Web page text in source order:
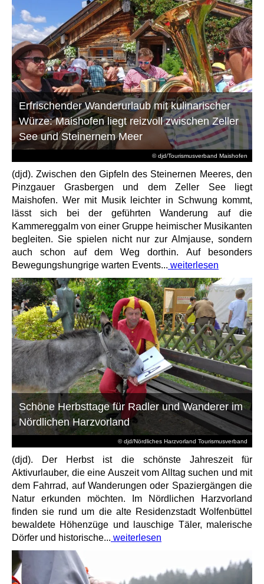
© djd/Tourismusverband Maishofen
Erfrischender Wanderurlaub mit kulinarischer
Würze: Maishofen liegt reizvoll zwischen Zeller
See und Steinernem Meer
(djd). Zwischen den Gipfeln des Steinernen Meeres, den
Pinzgauer Grasbergen und dem Zeller See liegt
Maishofen. Wer mit Musik leichter in Schwung kommt,
lässt sich bei der geführten Wanderung auf die
Kammereggalm von einer Gruppe heimischer Musikanten
begleiten. Sie spielen nicht nur zur Almjause, sondern
auch schon auf dem Weg dorthin. Auf besonders
Bewegungshungrige warten Events... weiterlesen
© djd/Nördliches Harzvorland Tourismusverband
Schöne Herbsttage für Radler und Wanderer im
Nördlichen Harzvorland
(djd). Der Herbst ist die schönste Jahreszeit für
Aktivurlauber, die eine Auszeit vom Alltag suchen und mit
dem Fahrrad, auf Wanderungen oder Spaziergängen die
Natur erkunden möchten. Im Nördlichen Harzvorland
finden sie rund um die alte Residenzstadt Wolfenbüttel
bewaldete Höhenzüge und lauschige Täler, malerische
Dörfer und historische... weiterlesen